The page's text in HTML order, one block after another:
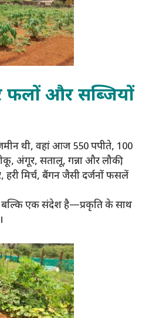
फलों और सब्जियों
थी, वहां आज 550 पपीते, 100
अंगूर, सतालू, गन्ना और लौकी,
मिर्च, बैंगन जैसी दर्जनों फसलें
बल्कि एक संदेश है—प्रकृति के साथ